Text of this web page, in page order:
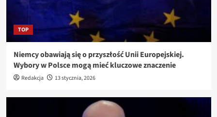
TOP
Niemcy obawiają się o przyszłość Unii Europejskiej.
Wybory w Polsce mogą mieć kluczowe znaczenie
Redakcja 13 stycznia, 2026